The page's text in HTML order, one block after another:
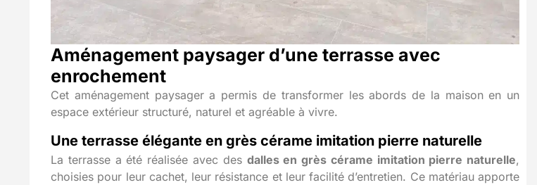
Aménagement paysager d’une terrasse avec
enrochement
Cet aménagement paysager a permis de transformer les abords de la maison en un
espace extérieur structuré, naturel et agréable à vivre.
Une terrasse élégante en grès cérame imitation pierre naturelle
La terrasse a été réalisée avec des dalles en grès cérame imitation pierre naturelle,
choisies pour leur cachet, leur résistance et leur facilité d’entretien. Ce matériau apporte